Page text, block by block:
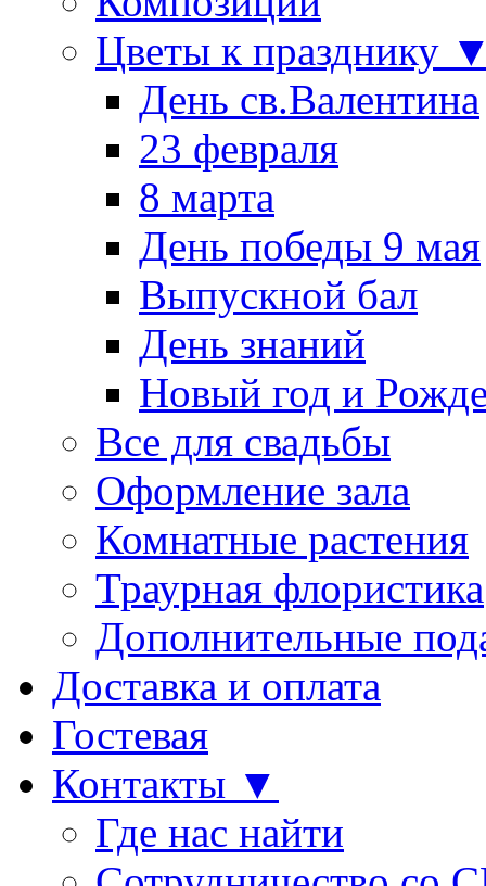
Цветы к празднику
День св.Валентина
23 февраля
8 марта
День победы 9 мая
Выпускной бал
День знаний
Новый год и
Все для свадьбы
Оформление зала
Комнатные растения
Траурная флористика
Дополнительные
Доставка и оплата
Гостевая
Контакты ▼
Где нас найти